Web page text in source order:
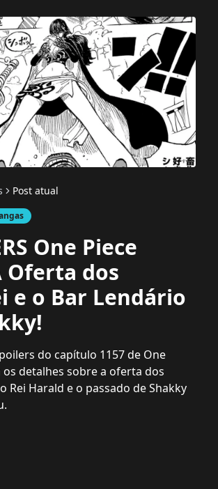
Post atual
One Piece
Oferta dos
e o Bar Lendário
do capítulo 1157 de One
os detalhes sobre a oferta dos
Rei Harald e o passado de Shakky